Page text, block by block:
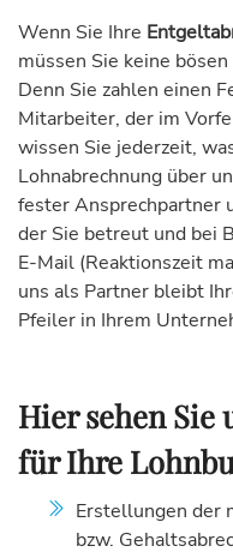
Wenn Sie Ihre
müssen Sie keine
Denn Sie zahlen einen
Mitarbeiter, der im
wissen Sie jederzeit,
Lohnabrechnung über
fester Ansprechpartner
der Sie betreut und bei
E-Mail (Reaktionszeit
uns als Partner bleibt
Pfeiler in Ihrem
Hier sehen Sie
für Ihre
Erstellungen der
bzw.